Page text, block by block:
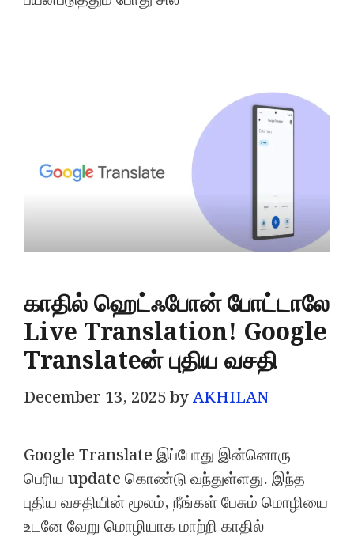
காதில் ஹெட்ஃபோன் போட்டாலே
Live Translation! Google
Translateன் புதிய வசதி
December 13, 2025byAKHILAN
Google Translate இப்போது இன்னொரு
பெரிய update கொண்டு வந்துள்ளது. இந்த
புதிய வசதியின் மூலம், நீங்கள் பேசும் மொழியை
உடனே வேறு மொழியாக மாற்றி காதில்